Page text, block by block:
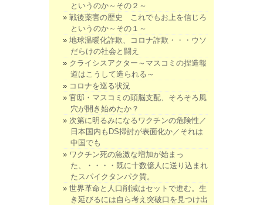
というのか～その２～
戦後薬害の歴史 これでもお上を信じろ
というのか～その１～
地球温暖化詐欺、コロナ詐欺・・・ウソ
だらけの社会と闘え
クライシスアクター～マスコミの捏造報
道はこうして造られる～
コロナを巡る状況
官邸・マスコミの頭脳支配、そろそろ風
穴が開き始めたか？
次第に明るみになるワクチンの危険性／
日本国内もDS掃討が表面化か／それは
中国でも
ワクチン死の急激な増加が始まっ
た、・・・・既に十数億人に送り込まれ
たスパイクタンパク質。
世界革命と人口削減はセットで進む。生
き延びるには自ら考え突破口を見つけ出